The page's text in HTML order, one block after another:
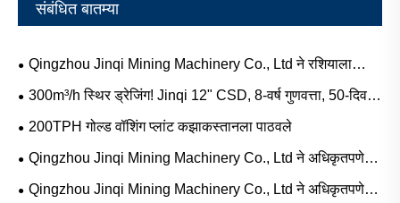
संबंधित बातम्या
Qingzhou Jinqi Mining Machinery Co., Ltd ने रशियाला
300TPH व्हायब्रेटिंग स्क्रीनचे शिपमेंट यशस्वीरित्या पूर्ण केले आहे
300m³/h स्थिर ड्रेजिंग! Jinqi 12" CSD, 8-वर्ष गुणवत्ता, 50-दिवस
जलद वितरण
200TPH गोल्ड वॉशिंग प्लांट कझाकस्तानला पाठवले
Qingzhou Jinqi Mining Machinery Co., Ltd ने अधिकृतपणे
वापरलेली सोन्याची खाण उपकरणे खरेदी आणि विक्री सेवा सुरू केली आहे.
Qingzhou Jinqi Mining Machinery Co., Ltd ने अधिकृतपणे